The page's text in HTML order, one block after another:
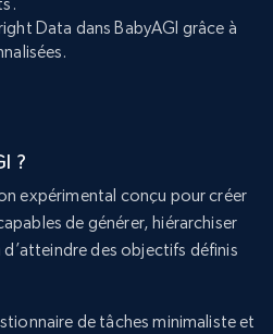
Data dans BabyAGI grâce à
?
expérimental conçu pour créer
de générer, hiérarchiser
des objectifs définis
de tâches minimaliste et